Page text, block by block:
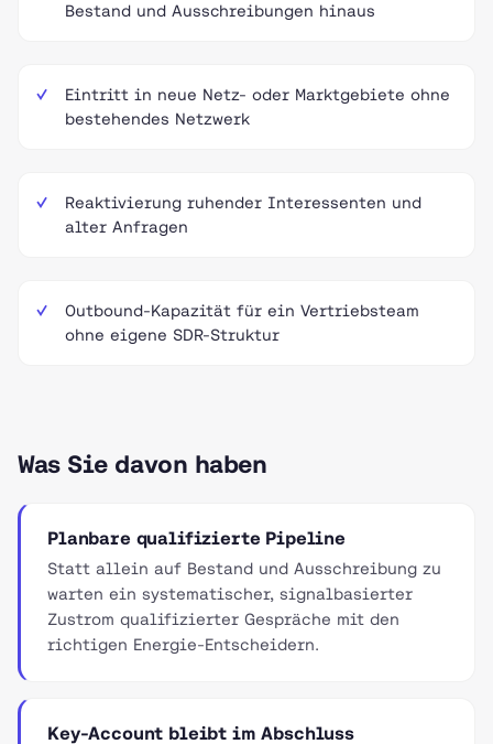
Bestand und Ausschreibungen hinaus
Eintritt in neue Netz- oder Marktgebiete ohne
bestehendes Netzwerk
Reaktivierung ruhender Interessenten und
alter Anfragen
Outbound-Kapazität für ein Vertriebsteam
ohne eigene SDR-Struktur
Was Sie davon haben
Planbare qualifizierte Pipeline
Statt allein auf Bestand und Ausschreibung zu
warten ein systematischer, signalbasierter
Zustrom qualifizierter Gespräche mit den
richtigen Energie-Entscheidern.
Key-Account bleibt im Abschluss